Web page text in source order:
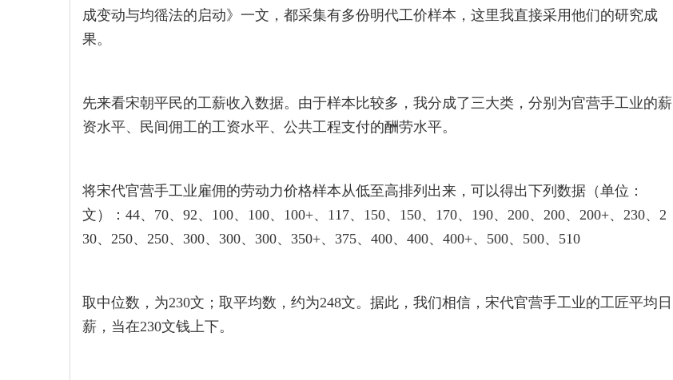
成变动与均徭法的启动》一文，都采集有多份明代工价样本，这里我直接采用他们的研究成
果。
先来看宋朝平民的工薪收入数据。由于样本比较多，我分成了三大类，分别为官营手工业的薪
资水平、民间佣工的工资水平、公共工程支付的酬劳水平。
将宋代官营手工业雇佣的劳动力价格样本从低至高排列出来，可以得出下列数据（单位：
文）：44、70、92、100、100、100+、117、150、150、170、190、200、200、200+、230、2
30、250、250、300、300、300、350+、375、400、400、400+、500、500、510
取中位数，为230文；取平均数，约为248文。据此，我们相信，宋代官营手工业的工匠平均日
薪，当在230文钱上下。